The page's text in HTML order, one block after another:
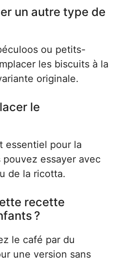
un autre type de
ou petits-
les biscuits à la
originale.
le
essentiel pour la
essayer avec
de la ricotta.
recette
?
le café par du
une version sans